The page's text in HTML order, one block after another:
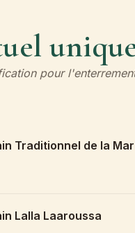
pour
Traditionnel de la
Lalla Laaroussa